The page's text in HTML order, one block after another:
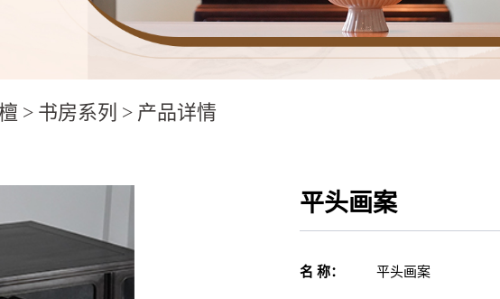
> 书房系列 > 产品详情
平头画案
名 称： 平头画案